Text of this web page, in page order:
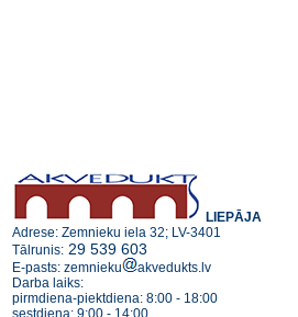
LIEPĀJA
Adrese: Zemnieku iela 32; LV-3401
Tālrunis: 29 539 603
E-pasts: zemnieku
akvedukts.lv
Darba laiks:
pirmdiena-piektdiena: 8:00 - 18:00
sestdiena: 9:00 - 14:00